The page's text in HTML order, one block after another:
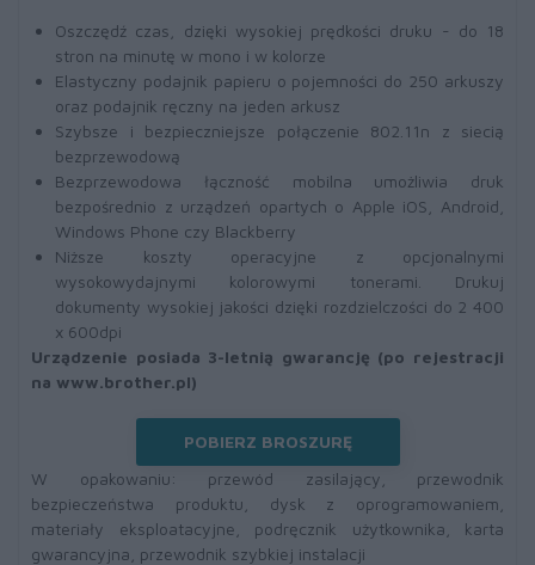
Oszczędź czas, dzięki wysokiej prędkości druku - do 18
stron na minutę w mono i w kolorze
Elastyczny podajnik papieru o pojemności do 250 arkuszy
oraz podajnik ręczny na jeden arkusz
Szybsze i bezpieczniejsze połączenie 802.11n z siecią
bezprzewodową
Bezprzewodowa łączność mobilna umożliwia druk
bezpośrednio z urządzeń opartych o Apple iOS, Android,
Windows Phone czy Blackberry
Niższe koszty operacyjne z opcjonalnymi
wysokowydajnymi kolorowymi tonerami. Drukuj
dokumenty wysokiej jakości dzięki rozdzielczości do 2 400
x 600dpi
Urządzenie posiada 3-letnią gwarancję (po rejestracji
na www.brother.pl)
POBIERZ BROSZURĘ
W opakowaniu: przewód zasilający, przewodnik
bezpieczeństwa produktu, dysk z oprogramowaniem,
materiały eksploatacyjne, podręcznik użytkownika, karta
gwarancyjna, przewodnik szybkiej instalacji